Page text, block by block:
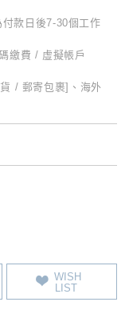
款日後7-30個工作
繳費 / 虛擬帳戶
/ 郵寄包裹]、海外
WISH
LIST